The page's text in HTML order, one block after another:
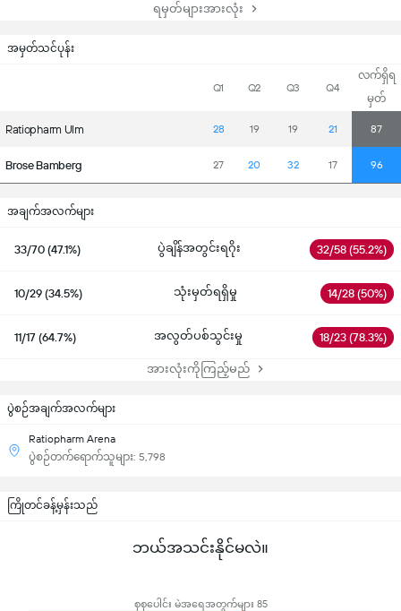
အမှတ်သင်ပုန်း
Q1 Q2 Q3 Q4
လက်ရှိရ
မှတ်
Ratiopharm Ulm 28 19 19 21 87
Brose Bamberg 27 20 32 17 96
ရမှတ်များအားလုံး
အချက်အလက်များ
33/70 (47.1%) ပွဲချိန်အတွင်းရဂိုး 32/58 (55.2%)
10/29 (34.5%) သုံးမှတ်ရရှိမှု 14/28 (50%)
11/17 (64.7%) အလွတ်ပစ်သွင်းမှု 18/23 (78.3%)
အားလုံးကိုကြည့်မည်
ပွဲစဉ်အချက်အလက်များ
Ratiopharm Arena
ပွဲစဉ်တက်ရောက်သူများ: 5,798
ကြိုတင်ခန့်မှန်းသည်
ဘယ်အသင်းနိုင်မလဲ။
စုစုပေါင်း မဲအရေအတွက်များ 85